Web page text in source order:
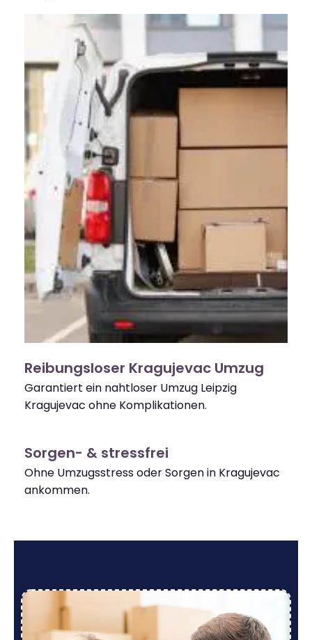
Reibungsloser Kragujevac Umzug
Garantiert ein nahtloser Umzug Leipzig
Kragujevac ohne Komplikationen.
Sorgen- & stressfrei
Ohne Umzugsstress oder Sorgen in Kragujevac
ankommen.